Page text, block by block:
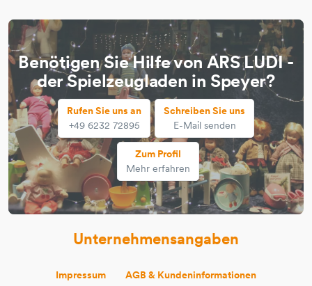
Benötigen Sie Hilfe von ARS LUDI -
der Spielzeugladen in Speyer?
Rufen Sie uns an
+49 6232 72895
Schreiben Sie uns
E-Mail senden
Zum Profil
Mehr erfahren
Unternehmensangaben
Impressum
AGB & Kundeninformationen